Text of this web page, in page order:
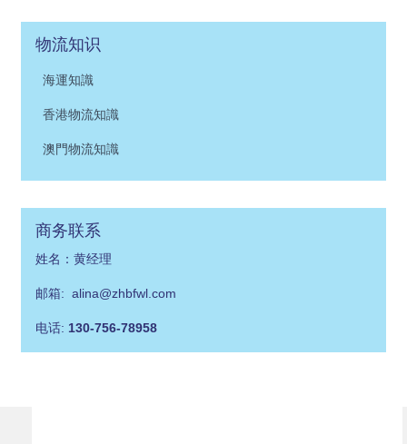
物流知识
海運知識
香港物流知識
澳門物流知識
商务联系
姓名：黄经理
邮箱: alina@zhbfwl.com
电话: 130-756-78958